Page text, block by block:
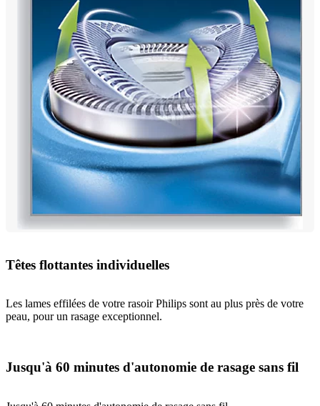
Têtes flottantes individuelles
Les lames effilées de votre rasoir Philips sont au plus près de votre
peau, pour un rasage exceptionnel.
Jusqu'à 60 minutes d'autonomie de rasage sans fil